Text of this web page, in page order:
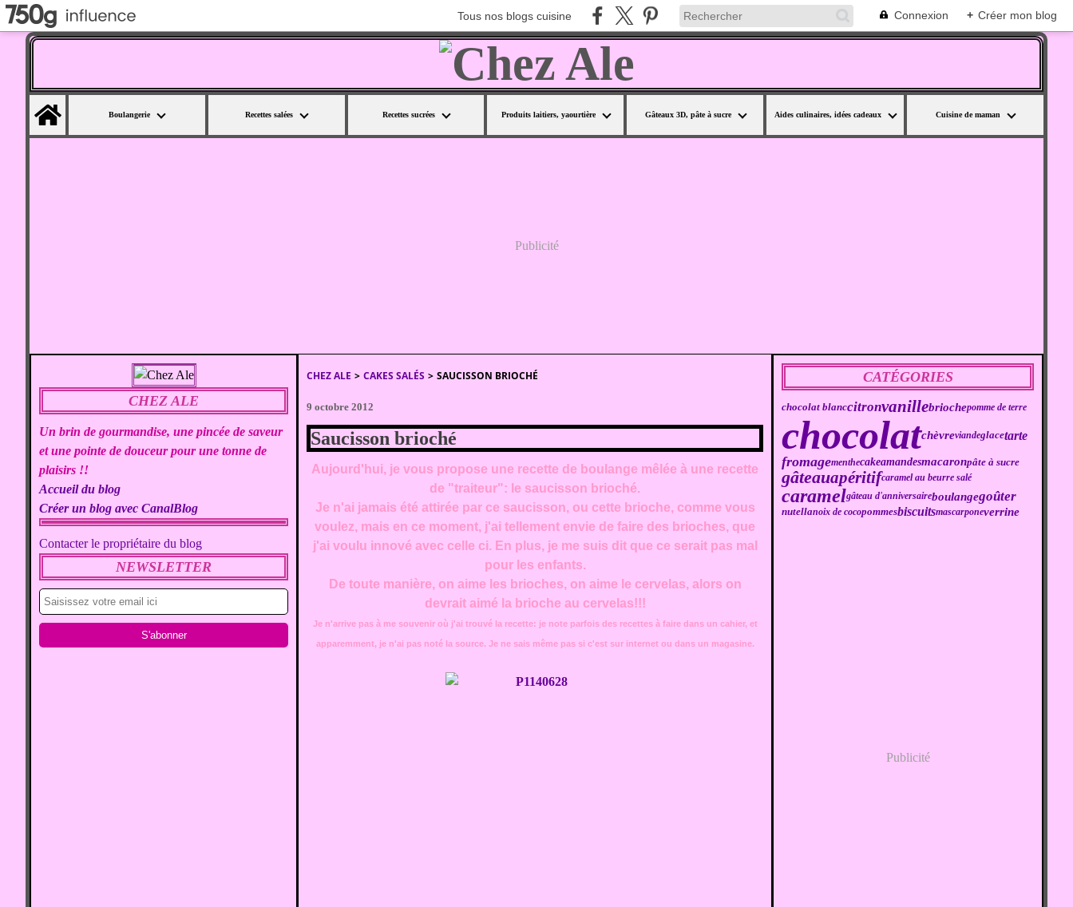
Tous nos blogs cuisine Connexion + Créer mon blog
Boulangerie
Recettes salées Recettes sucrées Produits laitiers, yaourtière Gâteaux 3D, pâte à sucre Aides culinaires, idées cadeaux Cuisine de maman
Publicité
CHEZ ALE
Un brin de gourmandise, une pincée de saveur
et une pointe de douceur pour une tonne de
plaisirs !!
Accueil du blog
Créer un blog avec CanalBlog
Contacter le propriétaire du blog
NEWSLETTER
CHEZ ALE > CAKES SALÉS > SAUCISSON BRIOCHÉ
9 octobre 2012
Saucisson brioché
Aujourd'hui, je vous propose une recette de boulange mêlée à une recette
de "traiteur": le saucisson brioché.
Je n'ai jamais été attirée par ce saucisson, ou cette brioche, comme vous
voulez, mais en ce moment, j'ai tellement envie de faire des brioches, que
j'ai voulu innové avec celle ci. En plus, je me suis dit que ce serait pas mal
pour les enfants.
De toute manière, on aime les brioches, on aime le cervelas, alors on
devrait aimé la brioche au cervelas!!!
Je n'arrive pas à me souvenir où j'ai trouvé la recette: je note parfois des recettes à faire dans un cahier, et
apparemment, je n'ai pas noté la source. Je ne sais même pas si c'est sur internet ou dans un magasine.
CATÉGORIES
chocolat blanccitronvanillebriochepomme de terre
chocolatchèvreviandeglacetarte
fromagementhecakeamandesmacaronpâte à sucre
gâteauapéritifcaramel au beurre salé
caramelgâteau d'anniversaireboulangegoûter
nutellanoix de cocopommesbiscuitsmascarponeverrine
Publicité